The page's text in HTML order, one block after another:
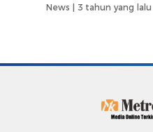
News | 3 tahun yang lalu